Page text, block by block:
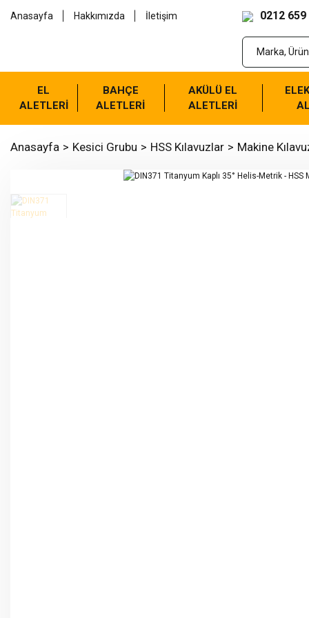
Anasayfa Hakkımızda İletişim 0212 659
EL
ALETLERİ
BAHÇE
ALETLERİ
AKÜLÜ EL
ALETLERİ
Anasayfa Kesici Grubu HSS Kılavuzlar Makine